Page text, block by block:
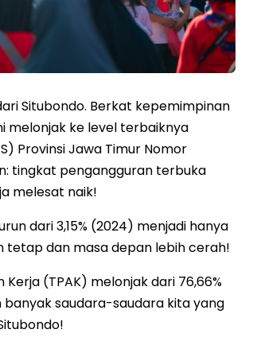
Situbondo. Berkat kepemimpinan
melonjak ke level terbaiknya
Provinsi Jawa Timur Nomor
tingkat pengangguran terbuka
melesat naik!
dari 3,15% (2024) menjadi hanya
tetap dan masa depan lebih cerah!
(TPAK) melonjak dari 76,66%
banyak saudara-saudara kita yang